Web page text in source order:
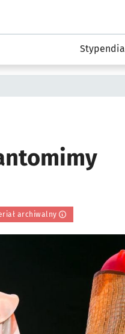
podserwis: Kultura
Stypendia
archiwalny